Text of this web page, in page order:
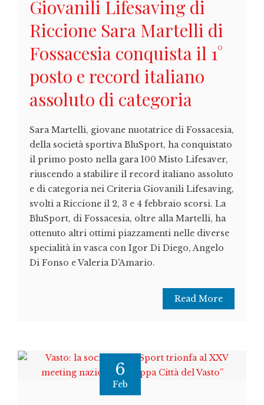
Giovanili Lifesaving di
Riccione Sara Martelli di
Fossacesia conquista il 1°
posto e record italiano
assoluto di categoria
Sara Martelli, giovane nuotatrice di Fossacesia,
della società sportiva BluSport, ha conquistato
il primo posto nella gara 100 Misto Lifesaver,
riuscendo a stabilire il record italiano assoluto
e di categoria nei Criteria Giovanili Lifesaving,
svolti a Riccione il 2, 3 e 4 febbraio scorsi. La
BluSport, di Fossacesia, oltre alla Martelli, ha
ottenuto altri ottimi piazzamenti nelle diverse
specialità in vasca con Igor Di Diego, Angelo
Di Fonso e Valeria D'Amario.
Read More
6
Feb